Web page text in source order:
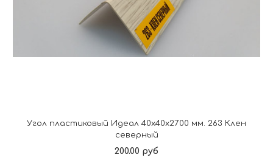
Угол пластиковый Идеал 40х40х2700 мм. 263 Клен
северный
200.00 руб